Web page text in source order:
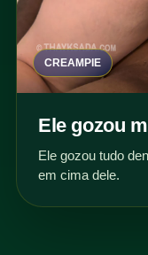
CREAMPIE
Ele gozou
Ele gozou tudo
em cima dele.